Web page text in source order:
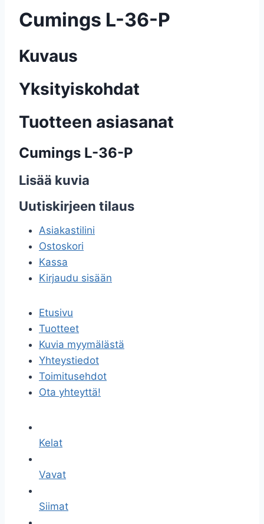
Cumings L-36-P
Kuvaus
Yksityiskohdat
Tuotteen asiasanat
Cumings L-36-P
Lisää kuvia
Uutiskirjeen tilaus
Asiakastilini
Ostoskori
Kassa
Kirjaudu sisään
Etusivu
Tuotteet
Kuvia myymälästä
Yhteystiedot
Toimitusehdot
Ota yhteyttä!
Kelat
Vavat
Siimat